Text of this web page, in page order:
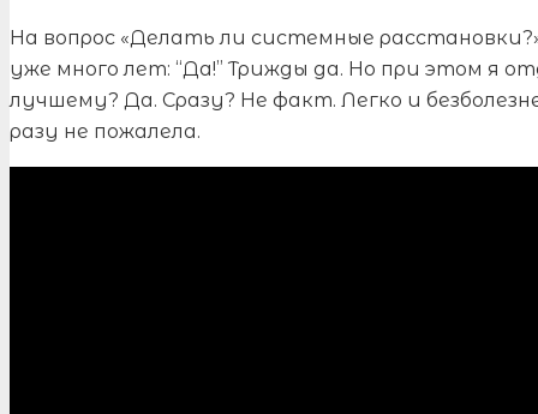
На вопрос «Делать ли системные
уже много лет: “Да!” Трижды да. Но при этом я
лучшему? Да. Сразу? Не факт. Легко и
разу не пожалела.